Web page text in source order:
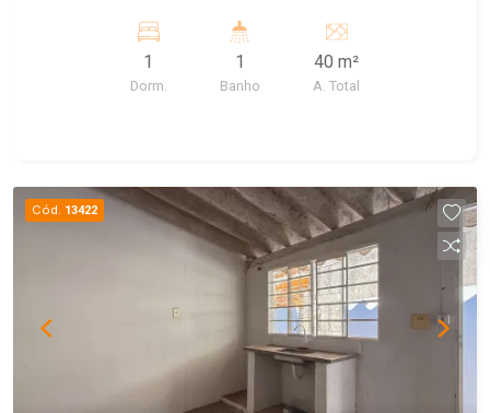
1
Dorm.
1
Banho
40 m²
A. Total
Cód. 13422